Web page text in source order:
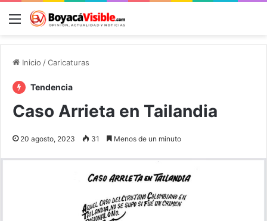
Menú
Inicio /Caricaturas
Tendencia
Caso Arrieta en Tailandia
20 agosto, 2023 31 Menos de un minuto